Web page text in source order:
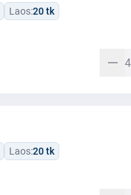
Laos:20 tk
4
Laos:20 tk